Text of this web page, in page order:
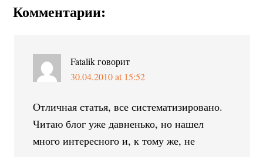
Комментарии:
Fatalik говорит
30.04.2010 at 15:52
Отличная статья, все систематизировано.
Читаю блог уже давненько, но нашел
много интересного и, к тому же, не